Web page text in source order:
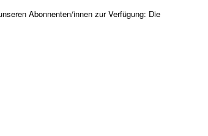
Abonnenten/innen zur Verfügung: Die